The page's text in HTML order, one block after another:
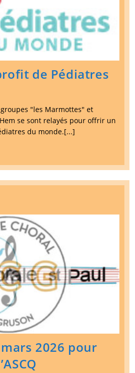
de Pédiatres
"les Marmottes" et
se sont relayés pour offrir un
du monde.[...]
2026 pour